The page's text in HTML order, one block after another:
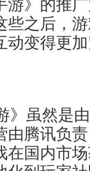
游》的推
些之后，
动变得更
》虽然是
由腾讯负
在国内市